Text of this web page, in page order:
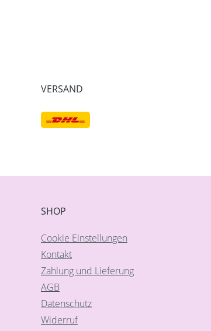
VERSAND
SHOP
Cookie Einstellungen
Kontakt
Zahlung und Lieferung
AGB
Datenschutz
Widerruf